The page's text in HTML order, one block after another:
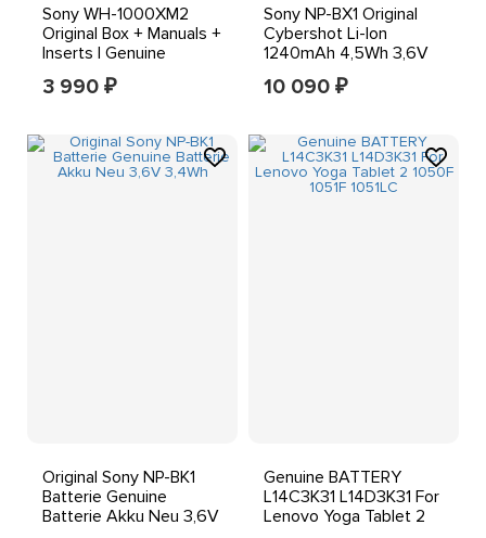
Sony WH-1000XM2
Original Box + Manuals +
Inserts | Genuine
Replacement Packaging
3 990 ₽
Sony NP-BX1 Original
Cybershot Li-Ion
1240mAh 4,5Wh 3,6V
Akkupack RX100 / UK
10 090 ₽
Original Sony NP-BK1
Batterie Genuine
Batterie Akku Neu 3,6V
Genuine BATTERY
L14C3K31 L14D3K31 For
Lenovo Yoga Tablet 2